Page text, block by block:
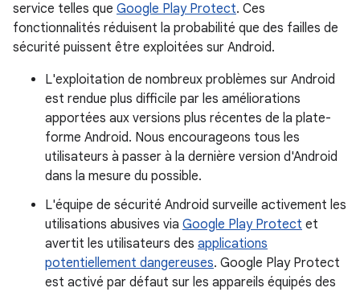
service telles que Google Play Protect. Ces
fonctionnalités réduisent la probabilité que des failles de
sécurité puissent être exploitées sur Android.
L'exploitation de nombreux problèmes sur Android
est rendue plus difficile par les améliorations
apportées aux versions plus récentes de la plate-
forme Android. Nous encourageons tous les
utilisateurs à passer à la dernière version d'Android
dans la mesure du possible.
L'équipe de sécurité Android surveille activement les
utilisations abusives via Google Play Protect et
avertit les utilisateurs des applications
potentiellement dangereuses. Google Play Protect
est activé par défaut sur les appareils équipés des